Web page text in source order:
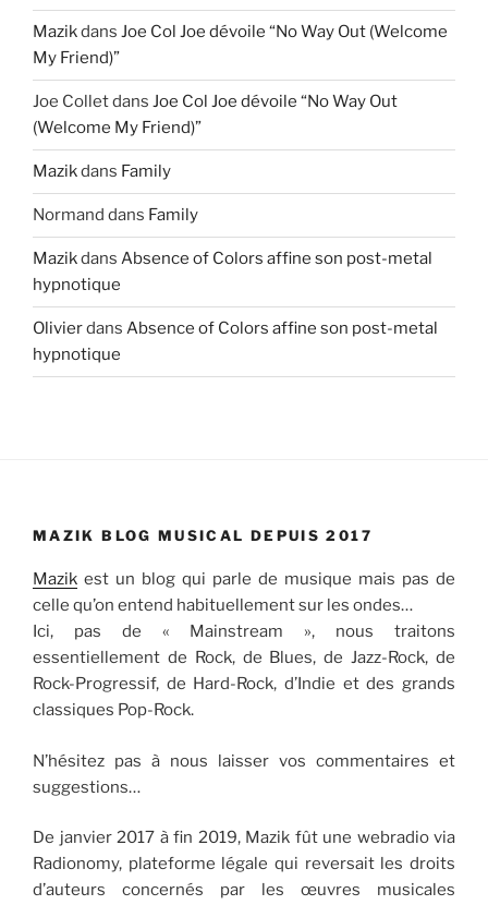
Mazikdans Joe Col Joe dévoile “No Way Out (Welcome
My Friend)”
Joe Colletdans Joe Col Joe dévoile “No Way Out
(Welcome My Friend)”
Mazikdans Family
Normand dans Family
Mazikdans Absence of Colors affine son post-metal
hypnotique
Olivierdans Absence of Colors affine son post-metal
hypnotique
MAZIK BLOG MUSICAL DEPUIS 2017
Mazik est un blog qui parle de musique mais pas de
celle qu’on entend habituellement sur les ondes…
Ici, pas de « Mainstream », nous traitons
essentiellement de Rock, de Blues, de Jazz-Rock, de
Rock-Progressif, de Hard-Rock, d’Indie et des grands
classiques Pop-Rock.
N’hésitez pas à nous laisser vos commentaires et
suggestions…
De janvier 2017 à fin 2019, Mazik fût une webradio via
Radionomy, plateforme légale qui reversait les droits
d’auteurs concernés par les œuvres musicales